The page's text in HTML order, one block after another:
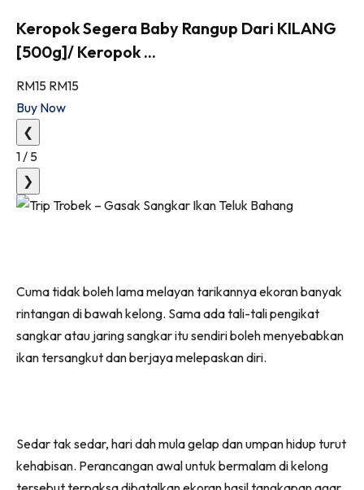
Keropok Segera Baby Rangup Dari KILANG
[500g]/ Keropok ...
RM15 RM15
Buy Now
❮
1 / 5
❯
Cuma tidak boleh lama melayan tarikannya ekoran banyak
rintangan di bawah kelong. Sama ada tali-tali pengikat
sangkar atau jaring sangkar itu sendiri boleh menyebabkan
ikan tersangkut dan berjaya melepaskan diri.
Sedar tak sedar, hari dah mula gelap dan umpan hidup turut
kehabisan. Perancangan awal untuk bermalam di kelong